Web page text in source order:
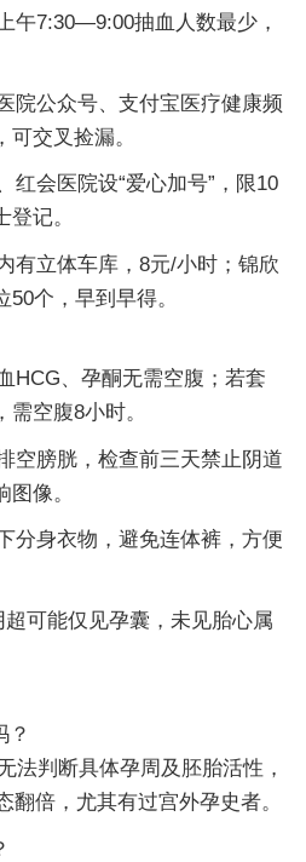
午7:30—9:00抽血人数最少，
院公众号、支付宝医疗健康频
交叉捡漏。
红会医院设“爱心加号”，限10
记。
有立体车库，8元/小时；锦欣
个，早到早得。
HCG、孕酮无需空腹；若套
空腹8小时。
空膀胱，检查前三天禁止阴道
像。
分身衣物，避免连体裤，方便
可能仅见孕囊，未见胎心属
？
法判断具体孕周及胚胎活性，
倍，尤其有过宫外孕史者。